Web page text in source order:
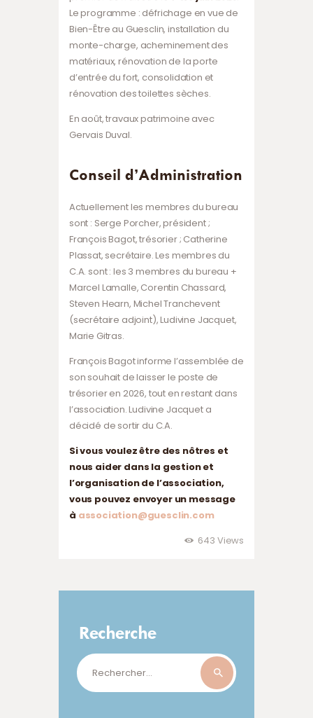
Le programme : défrichage en vue de
Bien-Être au Guesclin, installation du
monte-charge, acheminement des
matériaux, rénovation de la porte
d’entrée du fort, consolidation et
rénovation des toilettes sèches.
En août, travaux patrimoine avec
Gervais Duval.
Conseil d’Administration
Actuellement les membres du bureau
sont : Serge Porcher, président ;
François Bagot, trésorier ; Catherine
Plassat, secrétaire. Les membres du
C.A. sont : les 3 membres du bureau +
Marcel Lamalle, Corentin Chassard,
Steven Hearn, Michel Tranchevent
(secrétaire adjoint), Ludivine Jacquet,
Marie Gitras.
François Bagot informe l’assemblée de
son souhait de laisser le poste de
trésorier en 2026, tout en restant dans
l’association. Ludivine Jacquet a
décidé de sortir du C.A.
Si vous voulez être des nôtres et
nous aider dans la gestion et
l’organisation de l’association,
vous pouvez envoyer un message
à association@guesclin.com
643 Views
Recherche
Rechercher :